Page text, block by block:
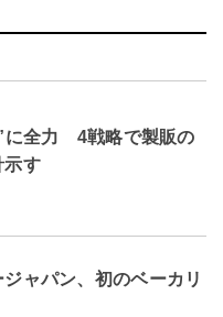
に全力 4戦略で製販の
す
ャパン、初のベーカリ